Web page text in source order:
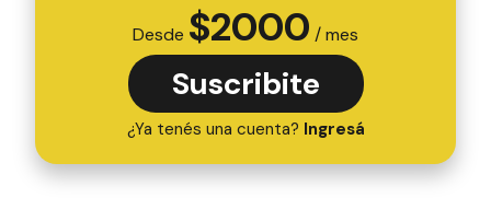
Desde $2000 / mes
Suscribite
¿Ya tenés una cuenta? Ingresá